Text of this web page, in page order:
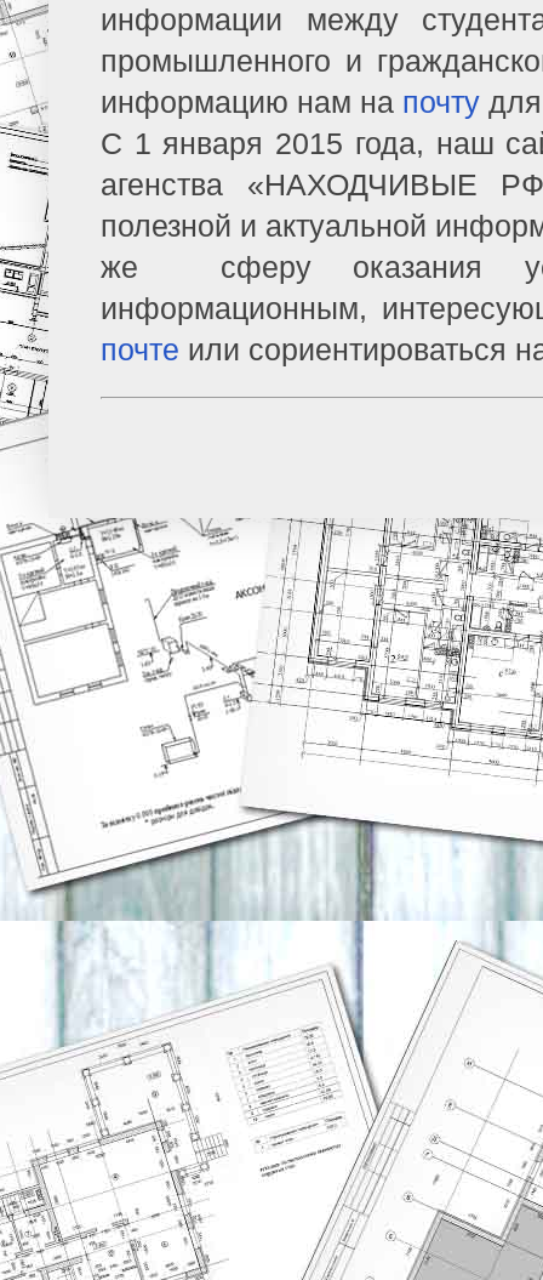
информации между
промышленного и
информацию нам на почту
С 1 января 2015 года, наш
агенства «НАХОДЧИВЫЕ
полезной и актуальной
же сферу оказания
информационным,
почте или сориентироваться